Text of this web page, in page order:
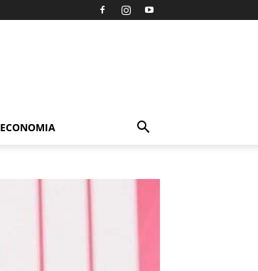
ECONOMIA